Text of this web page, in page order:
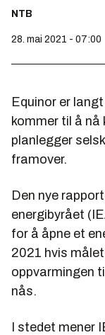
NTB
28. mai 2021 - 07:00
Equinor er
kommer til å
planlegger
framover.
Den nye
energibyrået
for å åpne et
2021 hvis
oppvarmingen
nås.
I stedet mener